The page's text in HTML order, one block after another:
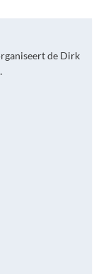
de Dirk